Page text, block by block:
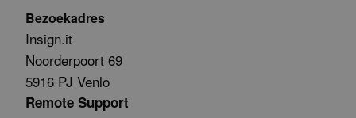
Bezoekadres
Insign.it
Noorderpoort 69
5916 PJ Venlo
Remote Support